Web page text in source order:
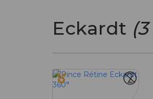
Eckardt